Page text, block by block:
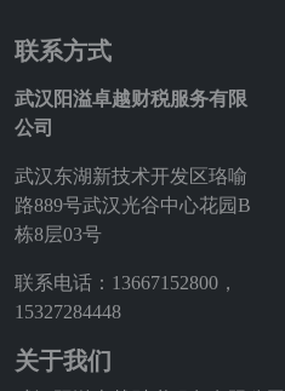
联系方式
武汉阳溢卓越财税服务有限
公司
武汉东湖新技术开发区珞喻
路889号武汉光谷中心花园B
栋8层03号
联系电话：13667152800，
15327284448
关于我们